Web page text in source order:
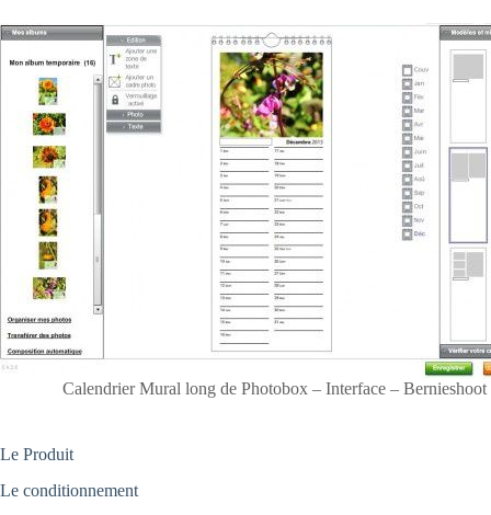
Calendrier Mural long de Photobox – Interface – Bernieshoot
Le Produit
Le conditionnement